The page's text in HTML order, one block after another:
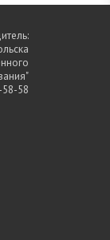
58